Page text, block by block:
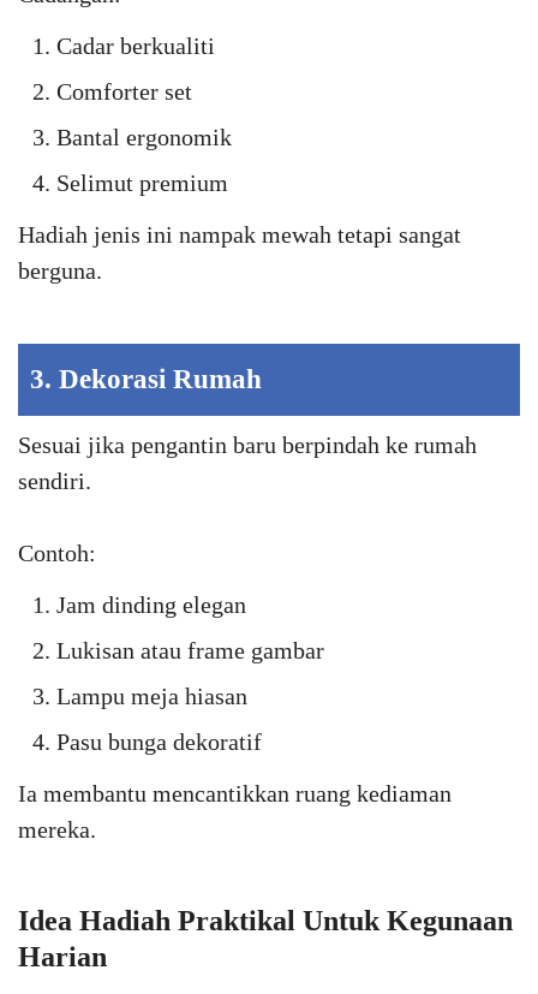
Cadar berkualiti
Comforter set
Bantal ergonomik
Selimut premium
Hadiah jenis ini nampak mewah tetapi sangat
berguna.
3. Dekorasi Rumah
Sesuai jika pengantin baru berpindah ke rumah
sendiri.
Contoh:
Jam dinding elegan
Lukisan atau frame gambar
Lampu meja hiasan
Pasu bunga dekoratif
Ia membantu mencantikkan ruang kediaman
mereka.
Idea Hadiah Praktikal Untuk Kegunaan
Harian